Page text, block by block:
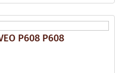
P608 P608